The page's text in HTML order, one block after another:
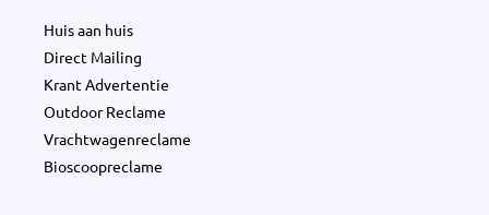
Huis aan huis
Direct Mailing
Krant Advertentie
Outdoor Reclame
Vrachtwagenreclame
Bioscoopreclame